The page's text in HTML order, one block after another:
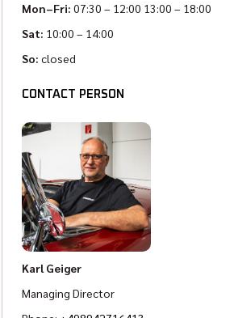
Mon–Fri: 07:30 – 12:00 13:00 – 18:00
Sat: 10:00 – 14:00
So: closed
CONTACT PERSON
Karl Geiger
Managing Director